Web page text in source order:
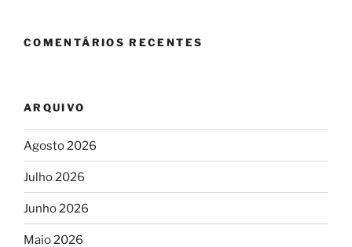
COMENTÁRIOS RECENTES
ARQUIVO
Agosto 2026
Julho 2026
Junho 2026
Maio 2026